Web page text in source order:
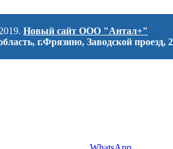
Новый сайт ООО "Антал+"
г.Фрязино, Заводской проезд, 2